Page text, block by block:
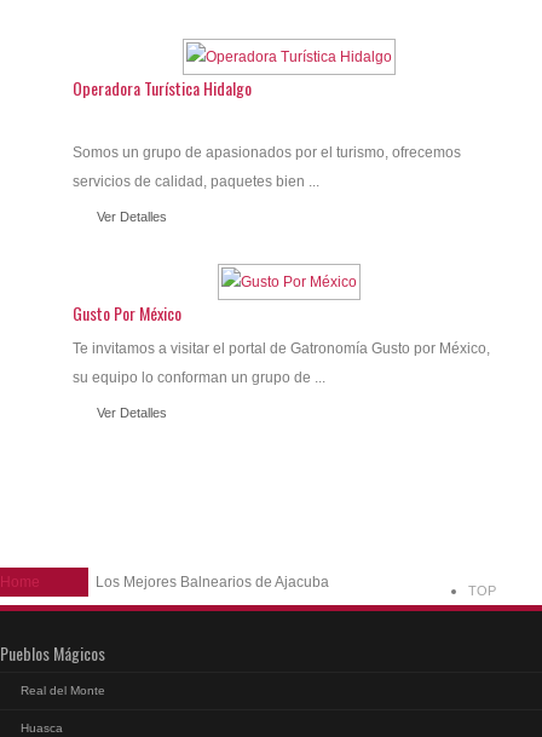
Operadora Turística Hidalgo
Somos un grupo de apasionados por el turismo, ofrecemos
servicios de calidad, paquetes bien ...
Ver Detalles
Gusto Por México
Te invitamos a visitar el portal de Gatronomía Gusto por México,
su equipo lo conforman un grupo de ...
Ver Detalles
Home Los Mejores Balnearios de Ajacuba TOP
Pueblos Mágicos
Real del Monte
Huasca